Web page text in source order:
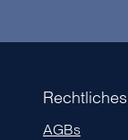
Rechtliches
AGBs